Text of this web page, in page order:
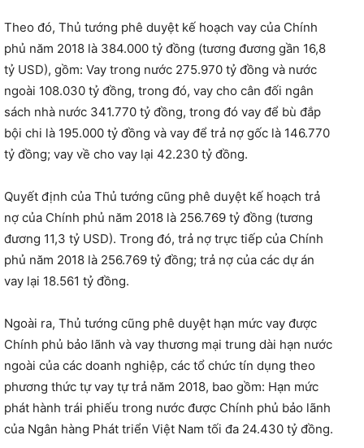
Theo đó, Thủ tướng phê duyệt kế hoạch vay của Chính
phủ năm 2018 là 384.000 tỷ đồng (tương đương gần 16,8
tỷ USD), gồm: Vay trong nước 275.970 tỷ đồng và nước
ngoài 108.030 tỷ đồng, trong đó, vay cho cân đối ngân
sách nhà nước 341.770 tỷ đồng, trong đó vay để bù đắp
bội chi là 195.000 tỷ đồng và vay để trả nợ gốc là 146.770
tỷ đồng; vay về cho vay lại 42.230 tỷ đồng.
Quyết định của Thủ tướng cũng phê duyệt kế hoạch trả
nợ của Chính phủ năm 2018 là 256.769 tỷ đồng (tương
đương 11,3 tỷ USD). Trong đó, trả nợ trực tiếp của Chính
phủ năm 2018 là 256.769 tỷ đồng; trả nợ của các dự án
vay lại 18.561 tỷ đồng.
Ngoài ra, Thủ tướng cũng phê duyệt hạn mức vay được
Chính phủ bảo lãnh và vay thương mại trung dài hạn nước
ngoài của các doanh nghiệp, các tổ chức tín dụng theo
phương thức tự vay tự trả năm 2018, bao gồm: Hạn mức
phát hành trái phiếu trong nước được Chính phủ bảo lãnh
của Ngân hàng Phát triển Việt Nam tối đa 24.430 tỷ đồng.